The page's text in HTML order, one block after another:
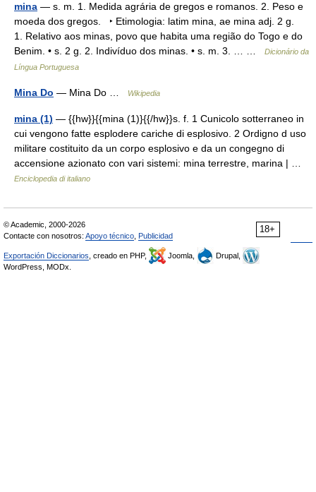
mina — s. m. 1. Medida agrária de gregos e romanos. 2. Peso e
moeda dos gregos. ‣ Etimologia: latim mina, ae mina adj. 2 g.
1. Relativo aos minas, povo que habita uma região do Togo e do
Benim. • s. 2 g. 2. Indivíduo dos minas. • s. m. 3. … …
Dicionário da
Língua Portuguesa
Mina Do — Mina Do … Wikipedia
mina (1) — {{hw}}{{mina (1)}{{/hw}}s. f. 1 Cunicolo sotterraneo in
cui vengono fatte esplodere cariche di esplosivo. 2 Ordigno d uso
militare costituito da un corpo esplosivo e da un congegno di
accensione azionato con vari sistemi: mina terrestre, marina | …
Enciclopedia di italiano
18+
© Academic, 2000-2026
Contacte con nosotros: Apoyo técnico Publicidad
Exportación Diccionarios , creado en PHP, Joomla,
Drupal,
WordPress, MODx.